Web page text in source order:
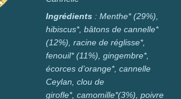
Ingrédients : Menthe* (29%),
hibiscus*, bâtons de cannelle*
(12%), racine de réglisse*,
fenouil* (11%), gingembre*,
écorces d’orange*, cannelle
Ceylan, clou de
girofle*, camomille*(3%), poivre